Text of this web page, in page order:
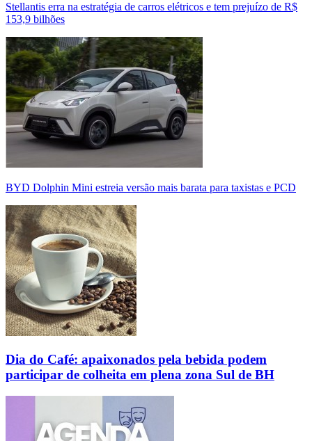
Stellantis erra na estratégia de carros elétricos e tem prejuízo de R$
153,9 bilhões
BYD Dolphin Mini estreia versão mais barata para taxistas e PCD
Dia do Café: apaixonados pela bebida podem
participar de colheita em plena zona Sul de BH